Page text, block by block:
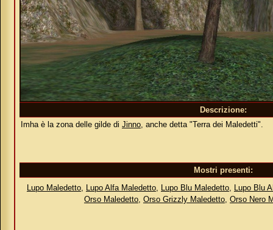
Descrizione:
Imha è la zona delle gilde di Jinno, anche detta "Terra dei Maledetti".
Mostri presenti:
Lupo Maledetto, Lupo Alfa Maledetto, Lupo Blu Maledetto,
Lupo Blu
Orso Maledetto, Orso Grizzly Maledetto, Orso Nero